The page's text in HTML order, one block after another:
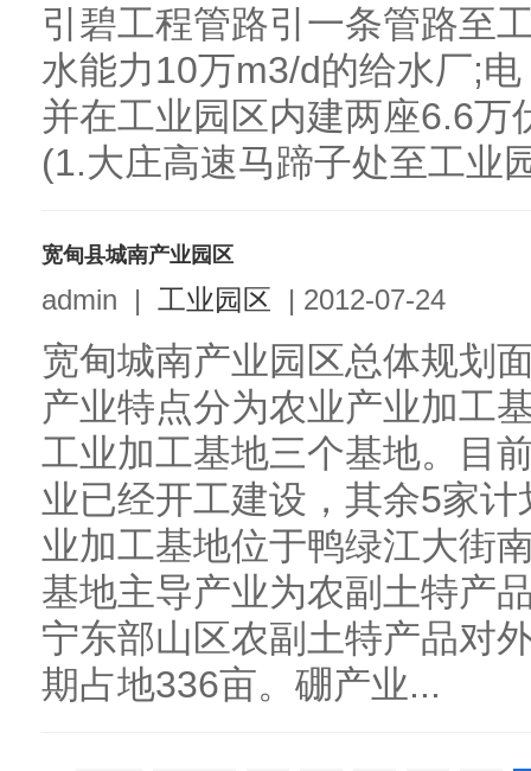
引碧工程管路引一条管路至
水能力10万m3/d的给水厂;
并在工业园区内建两座6.6
(1.大庄高速马蹄子处至工业
宽甸县城南产业园区
admin | 工业园区 | 2012-07-24
宽甸城南产业园区总体规划
产业特点分为农业产业加工
工业加工基地三个基地。目
业已经开工建设，其余5家
业加工基地位于鸭绿江大街
基地主导产业为农副土特产
宁东部山区农副土特产品对
期占地336亩。硼产业...